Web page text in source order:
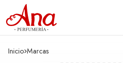
Inicio marcas